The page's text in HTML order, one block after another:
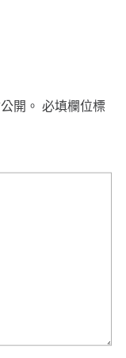
開。 必填欄位標